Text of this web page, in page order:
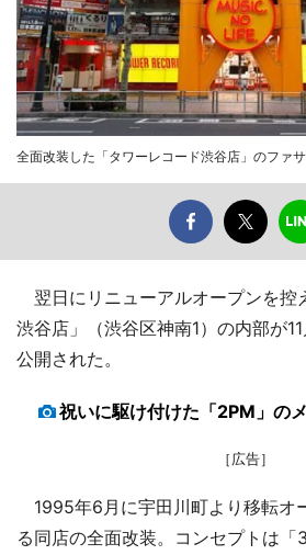
全面改装した「タワーレコード渋谷店」のファ
翌日にリニューアルオープンを控
渋谷店」（渋谷区神南1）の内部が
公開された。
祝いに駆け付けた「2PM」の
［広告］
1995年6月に宇田川町より移転オ
る同店の全面改装。コンセプトは「